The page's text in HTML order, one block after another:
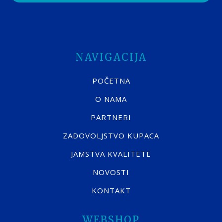
NAVIGACIJA
POČETNA
O NAMA
PARTNERI
ZADOVOLJSTVO KUPACA
JAMSTVA KVALITETE
NOVOSTI
KONTAKT